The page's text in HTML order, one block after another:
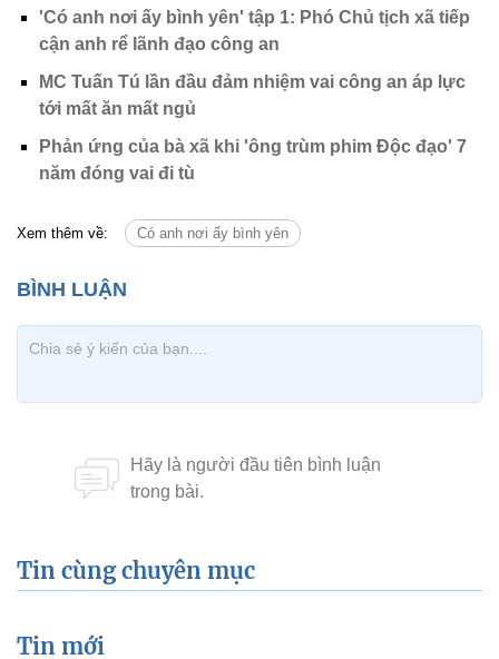
'Có anh nơi ấy bình yên' tập 1: Phó Chủ tịch xã tiếp
cận anh rể lãnh đạo công an
MC Tuấn Tú lần đầu đảm nhiệm vai công an áp lực
tới mất ăn mất ngủ
Phản ứng của bà xã khi 'ông trùm phim Độc đạo' 7
năm đóng vai đi tù
Xem thêm về: Có anh nơi ấy bình yên
Tin cùng chuyên mục
Tin mới